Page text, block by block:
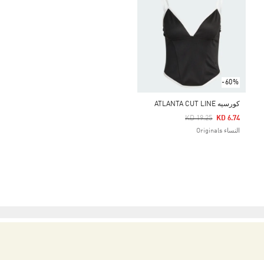
-60%
كورسيه ATLANTA CUT LINE
Price Reduced From
KD 19.25
To KD 6.74
النساء Originals